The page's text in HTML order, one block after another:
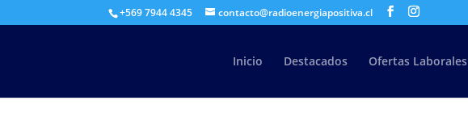
+569 7944 4345 contacto@radioenergiapositiva.cl
Inicio Destacados Ofertas Laborales